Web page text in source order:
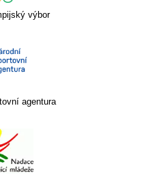
výbor
agentura